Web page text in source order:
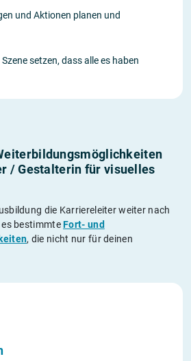
und Aktionen planen und
setzen, dass alle es haben
/ Gestalterin für visuelles
die Karriereleiter weiter nach
es bestimmteFort- und
, die nicht nur für deinen